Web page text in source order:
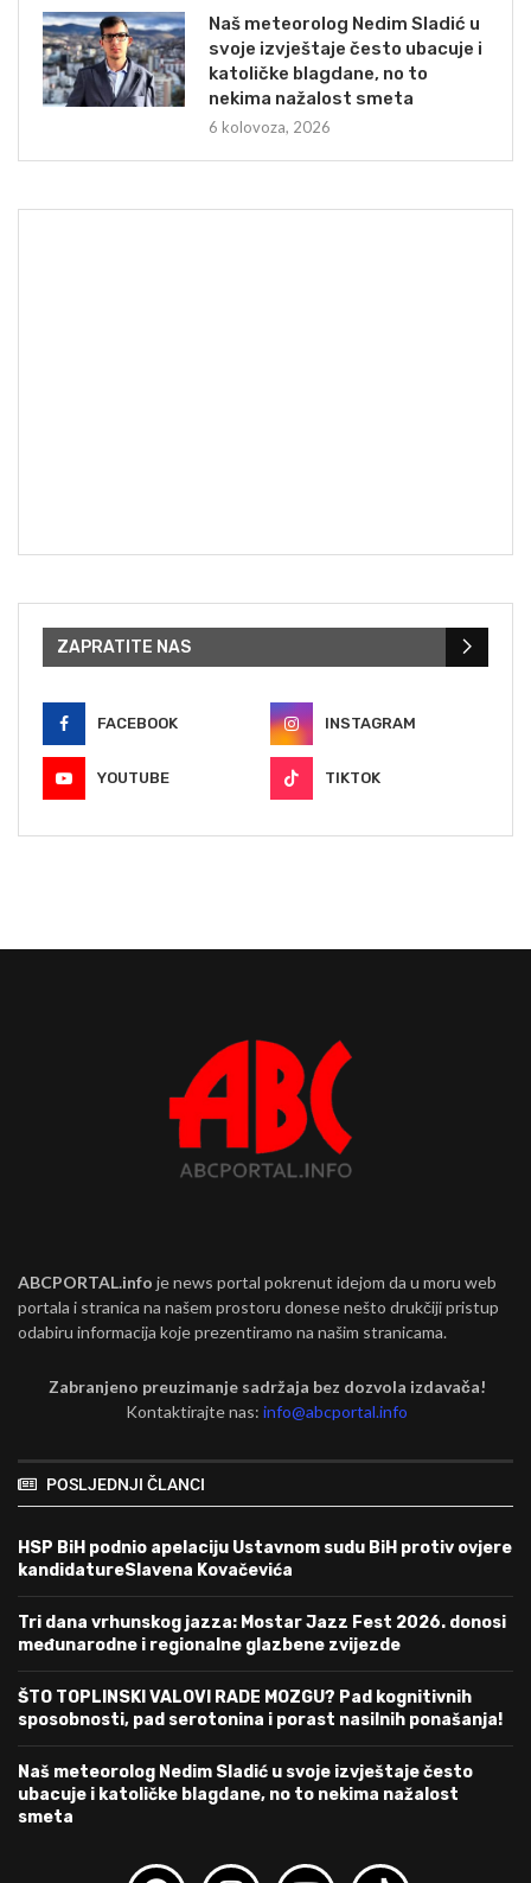
Naš meteorolog Nedim Sladić u
svoje izvještaje često ubacuje i
katoličke blagdane, no to
nekima nažalost smeta
6 kolovoza, 2026
ZAPRATITE NAS
FACEBOOK INSTAGRAM
YOUTUBE TIKTOK
ABCPORTAL.info je news portal pokrenut idejom da u moru web
portala i stranica na našem prostoru donese nešto drukčiji pristup
odabiru informacija koje prezentiramo na našim stranicama.
Zabranjeno preuzimanje sadržaja bez dozvola izdavača!
Kontaktirajte nas:info@abcportal.info
POSLJEDNJI ČLANCI
HSP BiH podnio apelaciju Ustavnom sudu BiH protiv ovjere
kandidatureSlavena Kovačevića
Tri dana vrhunskog jazza: Mostar Jazz Fest 2026. donosi
međunarodne i regionalne glazbene zvijezde
ŠTO TOPLINSKI VALOVI RADE MOZGU? Pad kognitivnih
sposobnosti, pad serotonina i porast nasilnih ponašanja!
Naš meteorolog Nedim Sladić u svoje izvještaje često
ubacuje i katoličke blagdane, no to nekima nažalost
smeta